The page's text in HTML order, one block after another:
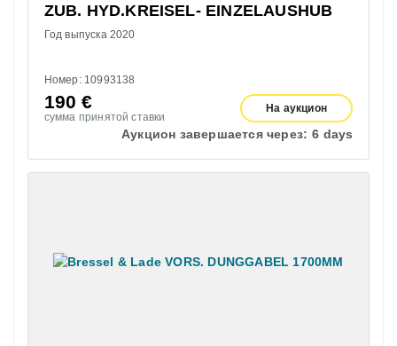
ZUB. HYD.KREISEL- EINZELAUSHUB
Год выпуска 2020
Номер: 10993138
190€
сумма принятой ставки
На аукцион
Аукцион завершается через: 6 days